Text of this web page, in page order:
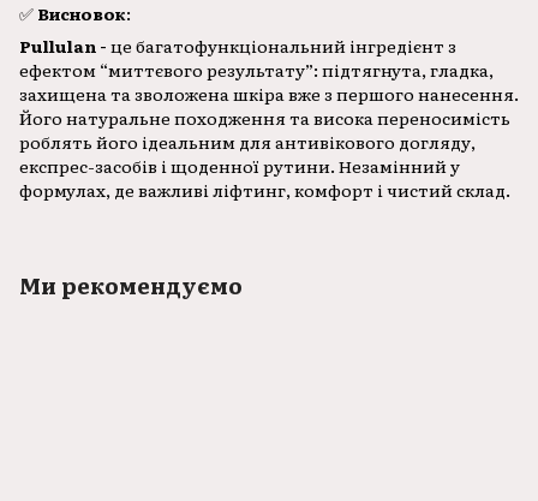
✅ Висновок:
Pullulan - це багатофункціональний інгредієнт з
ефектом “миттєвого результату”: підтягнута, гладка,
захищена та зволожена шкіра вже з першого нанесення.
Його натуральне походження та висока переносимість
роблять його ідеальним для антивікового догляду,
експрес-засобів і щоденної рутини. Незамінний у
формулах, де важливі ліфтинг, комфорт і чистий склад.
Ми рекомендуємо